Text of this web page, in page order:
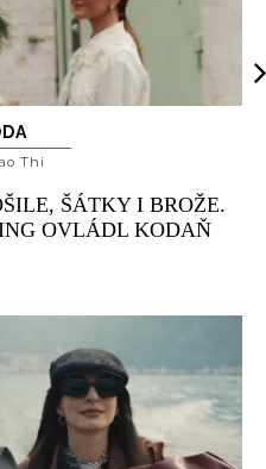
Thi
ŠÁTKY I BROŽE.
OVLÁDL KODAŇ